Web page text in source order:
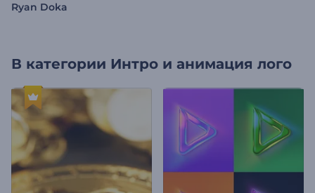
Ryan Doka
В категории Интро и анимация лого